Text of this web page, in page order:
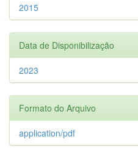
2015
Data de Disponibilização
2023
Formato do Arquivo
application/pdf